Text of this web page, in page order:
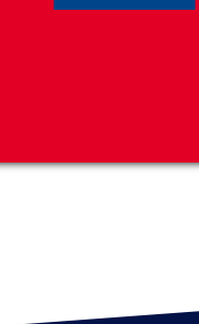
techniques